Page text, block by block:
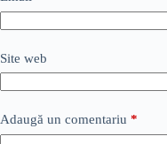
Site web
Adaugă un comentariu *